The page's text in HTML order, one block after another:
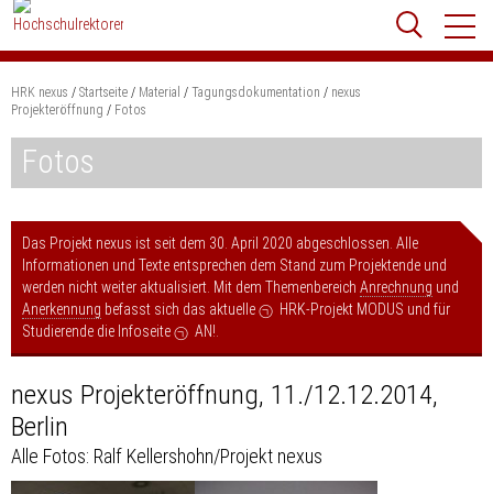
Zum
Content
springen
Suchbegriff
Suchen
HRK nexus Startseite Material Tagungsdokumentation
nexus
Projekteröffnung
Fotos
Fotos
Das Projekt nexus ist seit dem 30. April 2020 abgeschlossen. Alle
Informationen und Texte entsprechen dem Stand zum Projektende und
werden nicht weiter aktualisiert. Mit dem Themenbereich Anrechnung und
Anerkennung befasst sich das aktuelle HRK-Projekt MODUS und für
Studierende die Infoseite
AN!
nexus Projekteröffnung, 11./12.12.2014,
Berlin
Alle Fotos: Ralf Kellershohn/Projekt nexus